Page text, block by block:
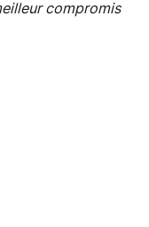
compromis